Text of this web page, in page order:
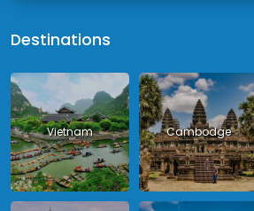
Destinations
Vietnam Cambodge